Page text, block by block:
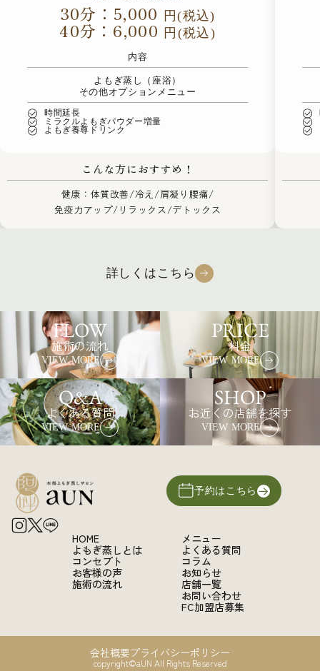
30分：5,000 円(税込)
40分：6,000 円(税込)
内容
よもぎ蒸し（座浴）
その他オプションメニュー
時間延長
ミラクルよもぎパウダー増量
よもぎ養尊ドリンク
こんな方におすすめ！
健康：体質改善/冷え/肩凝り腰痛/
免疫力アップ/リラックス/デトックス
詳しくはこちら
FLOW
施術の流れ
VIEW MORE
PRICE
料金
VIEW MORE
Q&A
よくある質問
VIEW MORE
SHOP
お近くの店舗を探す
VIEW MORE
HOME
よもぎ蒸しとは
コンセプト
お客様の声
施術の流れ
メニュー
よくある質問
コラム
お知らせ
店舗一覧
お問い合わせ
FC加盟店募集
予約はこちら
会社概要プライバシーポリシー
copyright©aUN All Rights Reserved